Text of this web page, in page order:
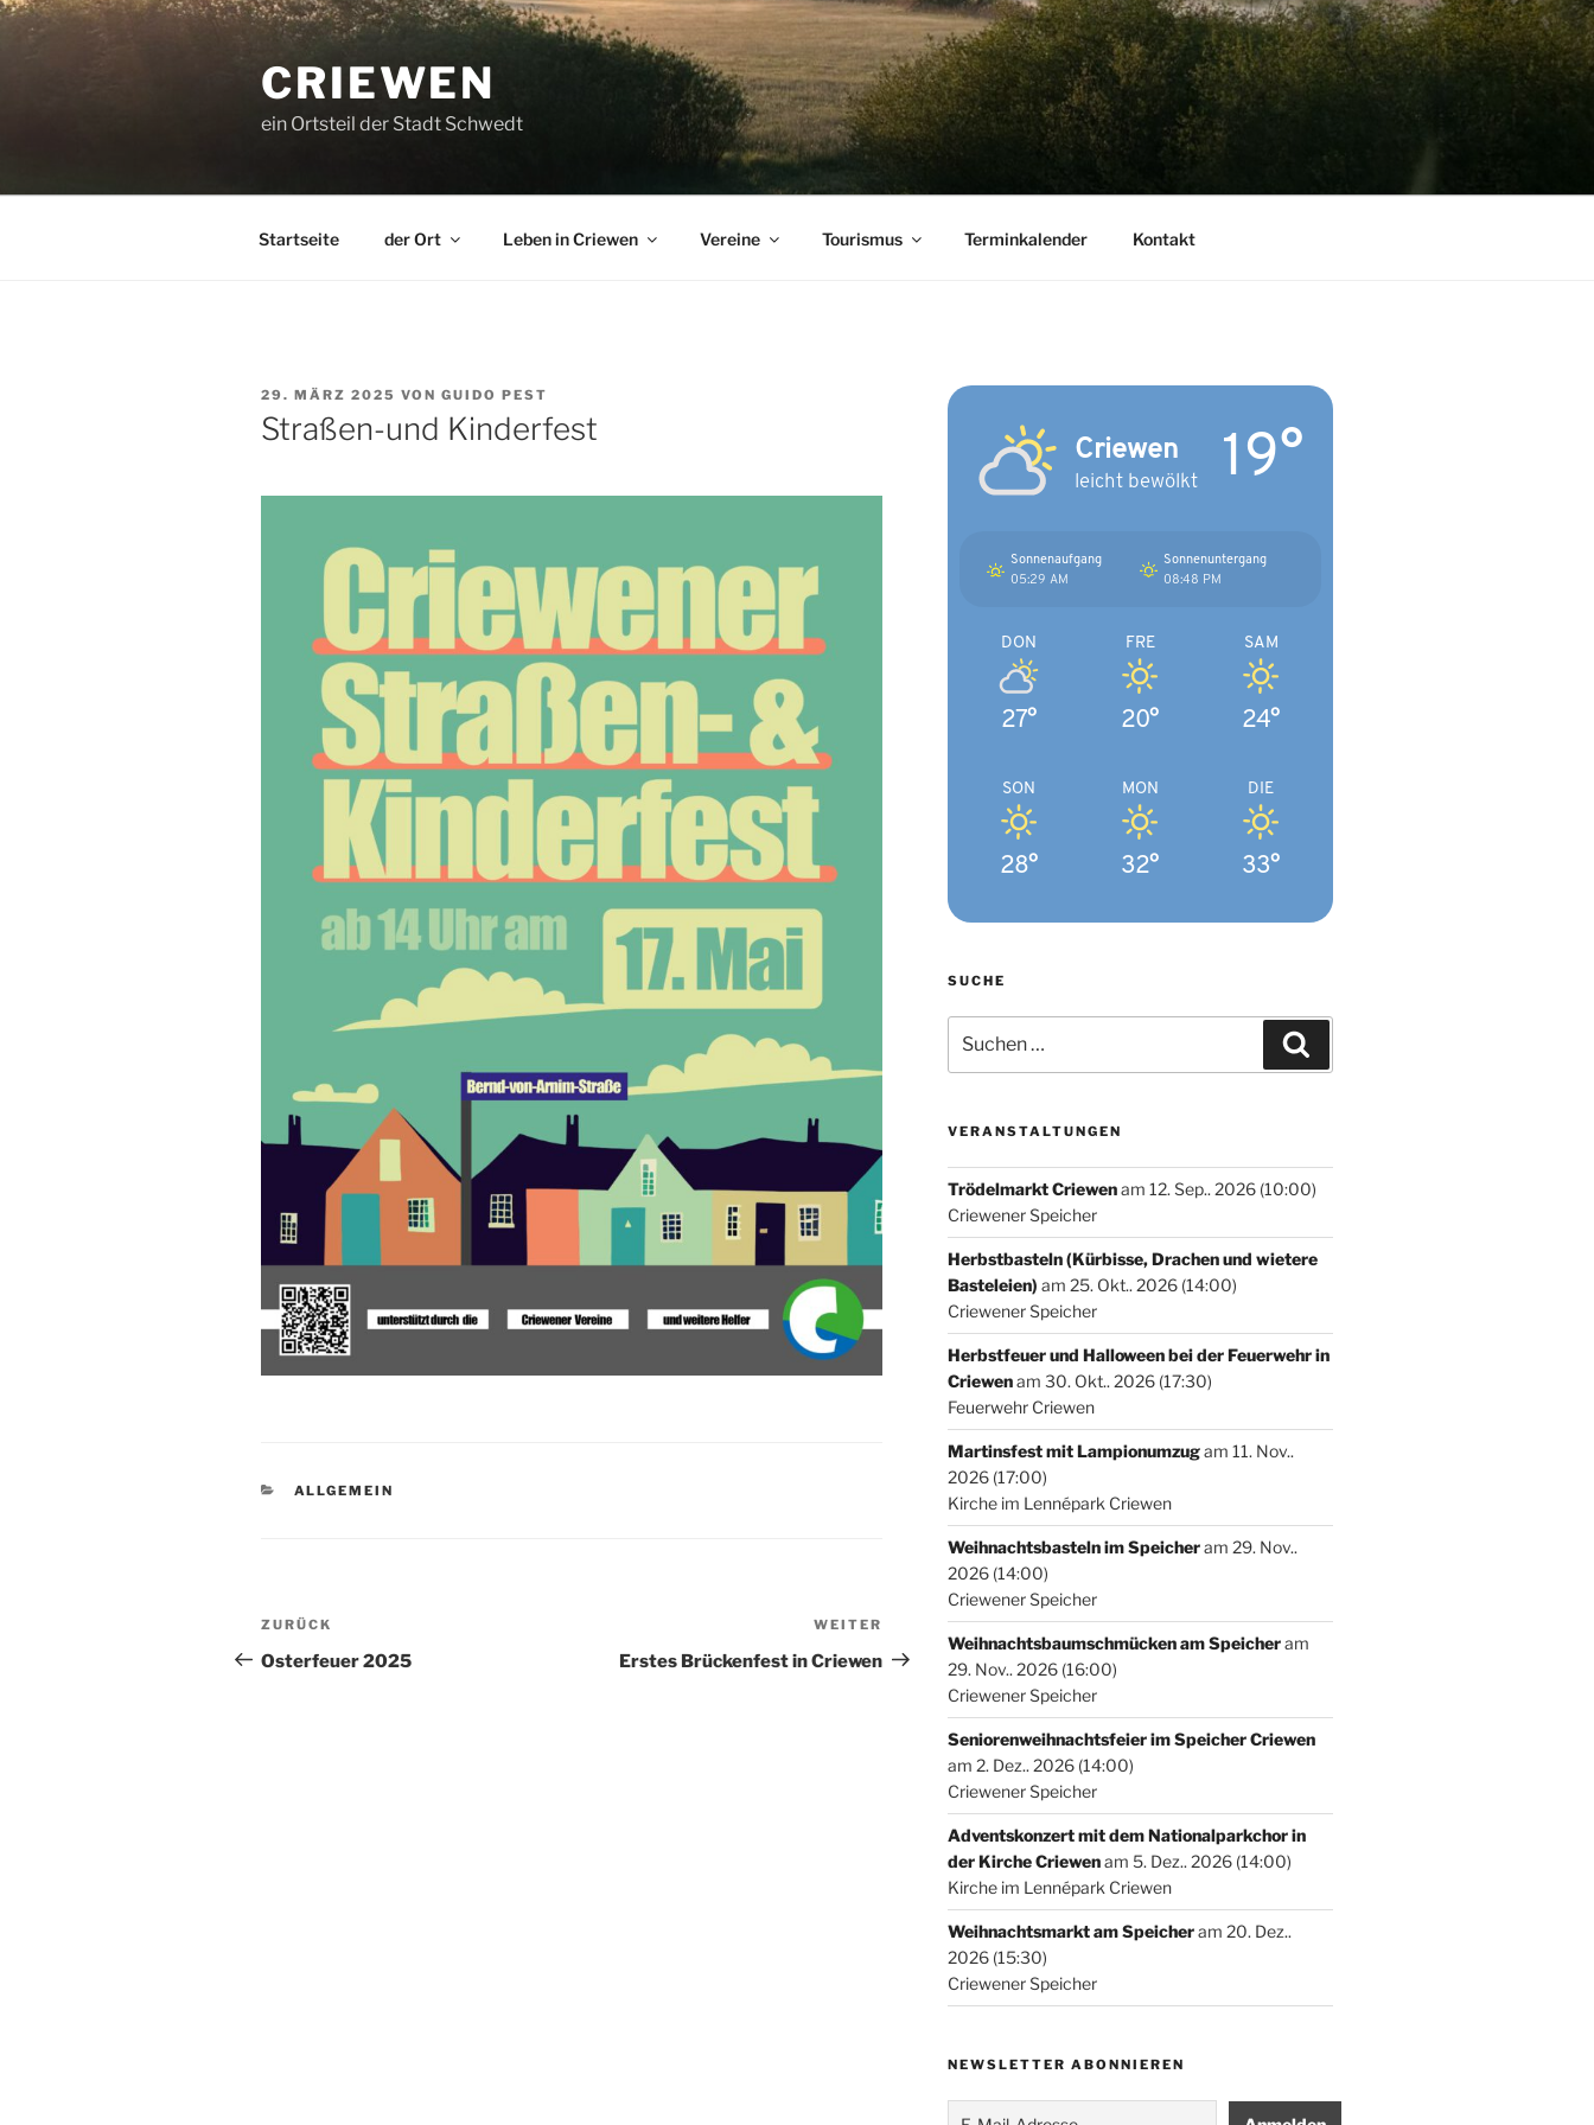
Zum
Inhalt
CRIEWEN
ein Ortsteil der Stadt Schwedt
Startseite der Ort Leben in Criewen Vereine Tourismus Terminkalender Kontakt
VERÖFFENTLICHT
AM
29. MÄRZ 2025 VON GUIDO PEST
Straßen-und Kinderfest
KATEGORIEN
ALLGEMEIN
Beitragsnavigation
Vorheriger
Beitrag
ZURÜCK
Osterfeuer 2025
Nächster
Beitrag
WEITER
Erstes Brückenfest in Criewen
Criewen
leicht bewölkt 19°
Sonnenaufgang
05:29 AM
Sonnenuntergang
08:48 PM
DON
27°
FRE
20°
SAM
24°
SON
28°
MON
32°
DIE
33°
SUCHE
nach:
VERANSTALTUNGEN
Trödelmarkt Criewenam 12. Sep.. 2026 (10:00)
Criewener Speicher
Herbstbasteln (Kürbisse, Drachen und wietere
Basteleien) am 25. Okt.. 2026 (14:00)
Criewener Speicher
Herbstfeuer und Halloween bei der Feuerwehr in
Criewenam 30. Okt.. 2026 (17:30)
Feuerwehr Criewen
Martinsfest mit Lampionumzugam 11. Nov..
2026 (17:00)
Kirche im Lennépark Criewen
Weihnachtsbasteln im Speicheram 29. Nov..
2026 (14:00)
Criewener Speicher
Weihnachtsbaumschmücken am Speicheram
29. Nov.. 2026 (16:00)
Criewener Speicher
Seniorenweihnachtsfeier im Speicher Criewen
am 2. Dez.. 2026 (14:00)
Criewener Speicher
Adventskonzert mit dem Nationalparkchor in
der Kirche Criewenam 5. Dez.. 2026 (14:00)
Kirche im Lennépark Criewen
Weihnachtsmarkt am Speicheram 20. Dez..
2026 (15:30)
Criewener Speicher
NEWSLETTER ABONNIEREN